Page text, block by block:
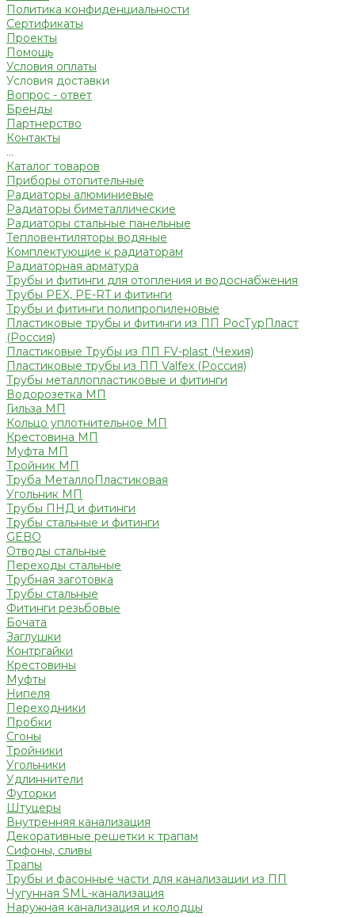
Политика конфиденциальности
Сертификаты
Проекты
Помощь
Условия оплаты
Условия доставки
Вопрос - ответ
Бренды
Партнерство
Контакты
...
Каталог товаров
Приборы отопительные
Радиаторы алюминиевые
Радиаторы биметаллические
Радиаторы стальные панельные
Тепловентиляторы водяные
Комплектующие к радиаторам
Радиаторная арматура
Трубы и фитинги для отопления и водоснабжения
Трубы PEX, PE-RT и фитинги
Трубы и фитинги полипропиленовые
Пластиковые трубы и фитинги из ПП РосТурПласт
(Россия)
Пластиковые Трубы из ПП FV-plast (Чехия)
Пластиковые трубы из ПП Valfex (Россия)
Трубы металлопластиковые и фитинги
Водорозетка МП
Гильза МП
Кольцо уплотнительное МП
Крестовина МП
Муфта МП
Тройник МП
Труба МеталлоПластиковая
Угольник МП
Трубы ПНД и фитинги
Трубы стальные и фитинги
GEBO
Отводы стальные
Переходы стальные
Трубная заготовка
Трубы стальные
Фитинги резьбовые
Бочата
Заглушки
Контргайки
Крестовины
Муфты
Нипеля
Переходники
Пробки
Сгоны
Тройники
Угольники
Удлиннители
Футорки
Штуцеры
Внутренняя канализация
Декоративные решетки к трапам
Сифоны, сливы
Трапы
Трубы и фасонные части для канализации из ПП
Чугунная SML-канализация
Наружная канализация и колодцы